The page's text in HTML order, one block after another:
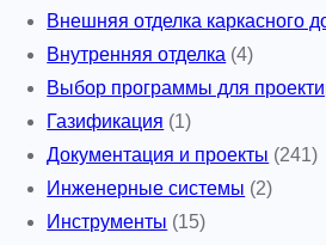
Внешняя отделка каркасного
Внутренняя отделка (4)
Выбор программы для
Газификация (1)
Документация и проекты (241)
Инженерные системы (2)
Инструменты (15)